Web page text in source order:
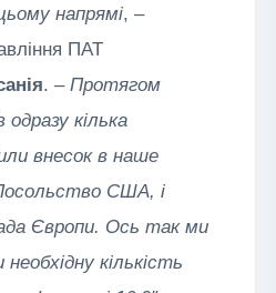
напрямі, –
ПАТ
. – Протягом
одразу кілька
внесок в наше
США, і
Європи. Ось так ми
кількість